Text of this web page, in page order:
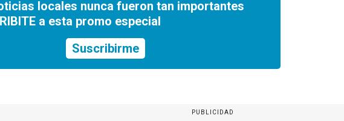
locales nunca fueron tan importantes
a esta promo especial
Suscribirme
PUBLICIDAD